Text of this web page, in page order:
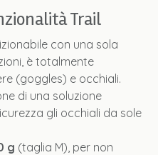
Trail
con una sola
è totalmente
(goggles) e occhiali.
di una soluzione
gli occhiali da sole
g (taglia M), per non